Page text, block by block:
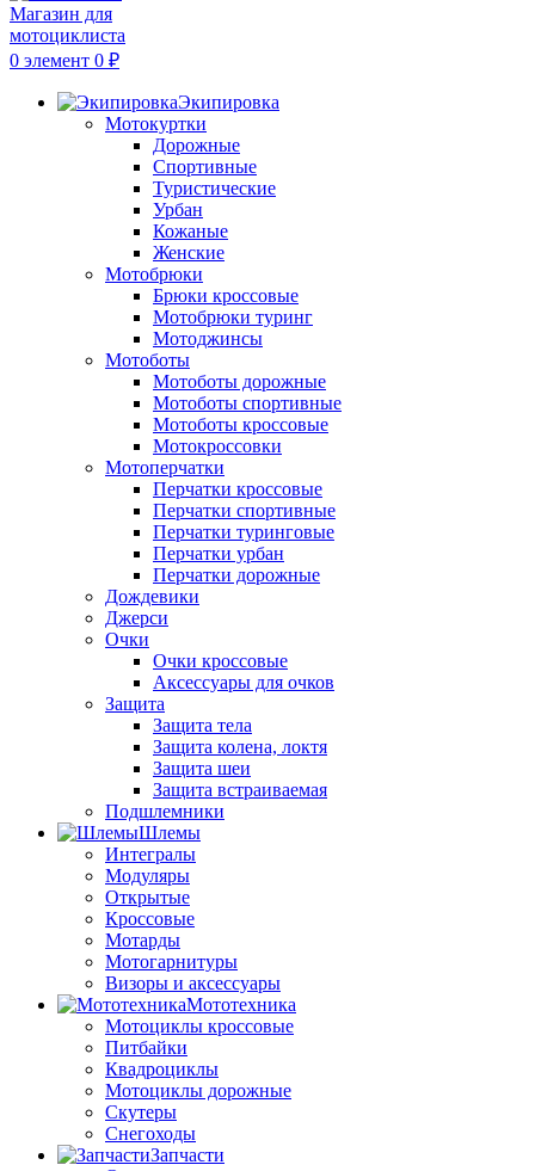
0 элемент 0 ₽
Экипировка
Мотокуртки
Дорожные
Спортивные
Туристические
Урбан
Кожаные
Женские
Мотобрюки
Брюки кроссовые
Мотобрюки туринг
Мотоджинсы
Мотоботы
Мотоботы дорожные
Мотоботы спортивные
Мотоботы кроссовые
Мотокроссовки
Мотоперчатки
Перчатки кроссовые
Перчатки спортивные
Перчатки туринговые
Перчатки урбан
Перчатки дорожные
Дождевики
Джерси
Очки
Очки кроссовые
Аксессуары для очков
Защита
Защита тела
Защита колена, локтя
Защита шеи
Защита встраиваемая
Подшлемники
Шлемы
Интегралы
Модуляры
Открытые
Кроссовые
Мотарды
Мотогарнитуры
Визоры и аксессуары
Мототехника
Мотоциклы кроссовые
Питбайки
Квадроциклы
Мотоциклы дорожные
Скутеры
Снегоходы
Запчасти